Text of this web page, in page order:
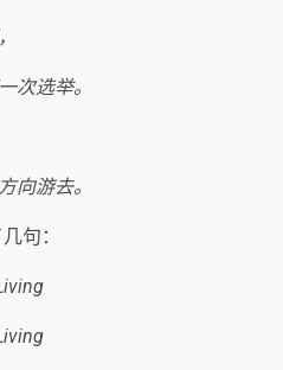
次选举。
向游去。
句：